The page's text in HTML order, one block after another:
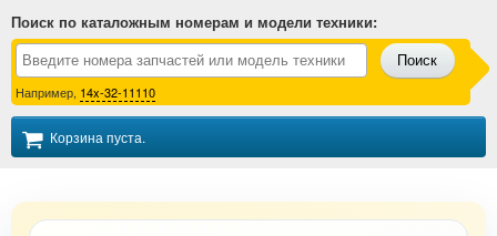
Поиск по каталожным номерам и модели техники:
Поиск
Например, 14x-32-11110
Корзина пуста.